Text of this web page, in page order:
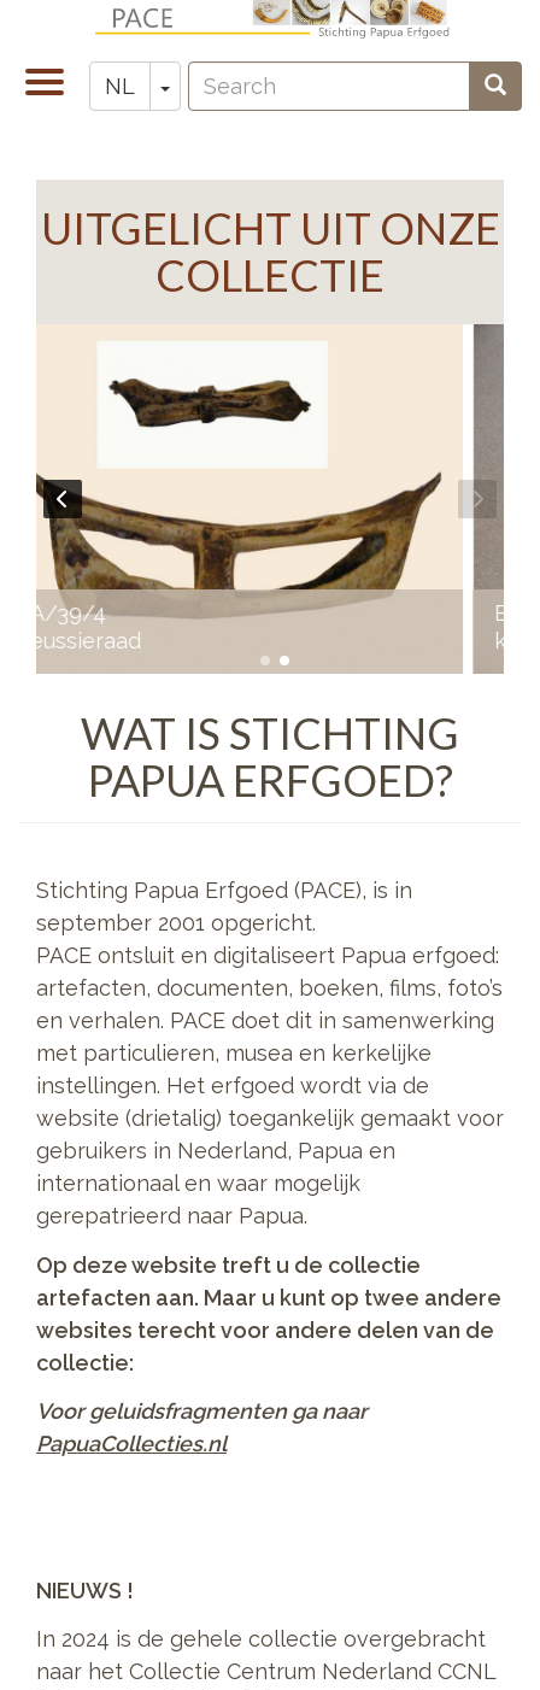
naar
gaan
Navigatie
wisselen
NL Toggle Dropdown
Zoeken
Search
UITGELICHT UIT ONZE
COLLECTIE
EA/14/21
kalkhouder met spatel
WAT IS STICHTING
PAPUA ERFGOED?
Stichting Papua Erfgoed (PACE), is in
september 2001 opgericht.
PACE ontsluit en digitaliseert Papua erfgoed:
artefacten, documenten, boeken, films, foto’s
en verhalen. PACE doet dit in samenwerking
met particulieren, musea en kerkelijke
instellingen. Het erfgoed wordt via de
website (drietalig) toegankelijk gemaakt voor
gebruikers in Nederland, Papua en
internationaal en waar mogelijk
gerepatrieerd naar Papua.
Op deze website treft u de collectie
artefacten aan. Maar u kunt op twee andere
websites terecht voor andere delen van de
collectie:
Voor geluidsfragmenten ga naar
PapuaCollecties.nl
NIEUWS !
In 2024 is de gehele collectie overgebracht
naar het Collectie Centrum Nederland CCNL